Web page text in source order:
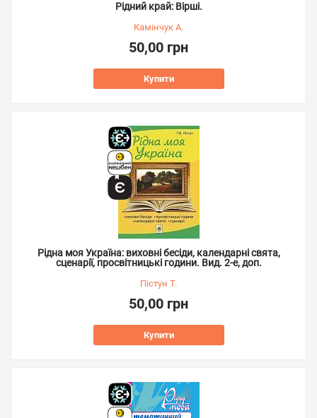
Рідний край: Вірші.
Камінчук А.
50,00 грн
Купити
Рідна моя Україна: виховні бесіди, календарні свята,
сценарії, просвітницькі години. Вид. 2-е, доп.
Пістун Т.
50,00 грн
Купити